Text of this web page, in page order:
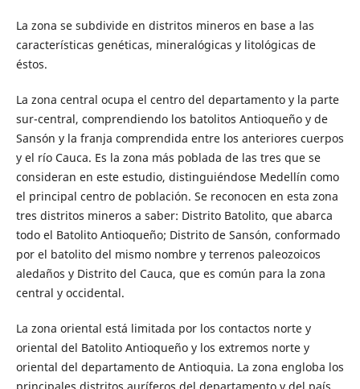
La zona se subdivide en distritos mineros en base a las
características genéticas, mineralógicas y litológicas de
éstos.
La zona central ocupa el centro del departamento y la parte
sur-central, comprendiendo los batolitos Antioqueño y de
Sansón y la franja comprendida entre los anteriores cuerpos
y el río Cauca. Es la zona más poblada de las tres que se
consideran en este estudio, distinguiéndose Medellín como
el principal centro de población. Se reconocen en esta zona
tres distritos mineros a saber: Distrito Batolito, que abarca
todo el Batolito Antioqueño; Distrito de Sansón, conformado
por el batolito del mismo nombre y terrenos paleozoicos
aledaños y Distrito del Cauca, que es común para la zona
central y occidental.
La zona oriental está limitada por los contactos norte y
oriental del Batolito Antioqueño y los extremos norte y
oriental del departamento de Antioquia. La zona engloba los